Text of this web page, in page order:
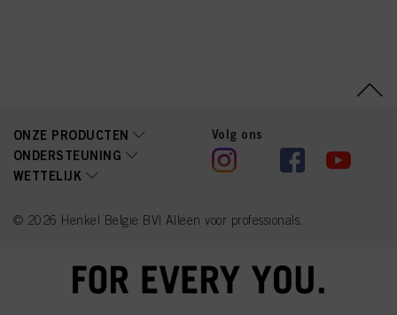
ONZE PRODUCTEN
ONDERSTEUNING
WETTELIJK
Volg ons
© 2026 Henkel Belgie BV| Alleen voor professionals.